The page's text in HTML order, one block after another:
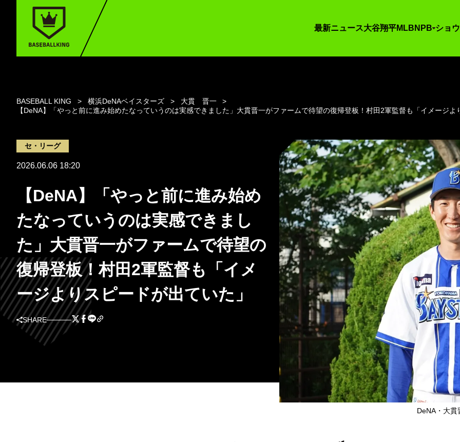
最新ニュース大谷翔平MLB NPB ショ
BASEBALL KING 横浜DeNAベイスターズ
大貫 晋一
【DeNA】「やっと前に進み始めたなっていうのは実感できました」大貫晋一がファームで待望の復帰登板！村田2軍監督も「イメージ
セ・リーグ
2026.06.06 18:20
【DeNA】「やっと前に進み始め
たなっていうのは実感できまし
た」大貫晋一がファームで待望の
復帰登板！村田2軍監督も「イメ
ージよりスピードが出ていた」
SHARE
DeNA・大貫